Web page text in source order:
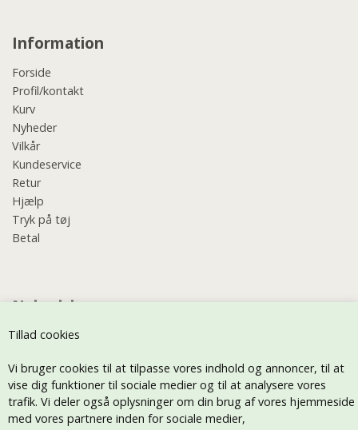
Tillad cookies
Vi bruger cookies til at tilpasse vores indhold og annoncer, til at
vise dig funktioner til sociale medier og til at analysere vores
trafik. Vi deler også oplysninger om din brug af vores hjemmeside
med vores partnere inden for sociale medier,
Information
Forside
Profil/kontakt
Kurv
Nyheder
Vilkår
Kundeservice
Retur
Hjælp
Tryk på tøj
Betal
Nyhedsbrev